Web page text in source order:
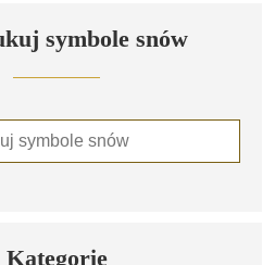
symbole snów
Kategorie